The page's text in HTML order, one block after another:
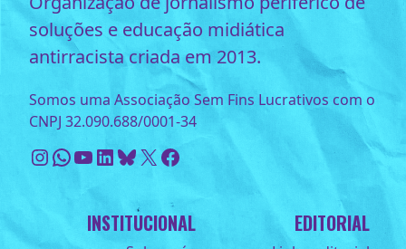
soluções e educação midiática
antirracista criada em 2013.
Somos uma Associação Sem Fins Lucrativos com o
CNPJ 32.090.688/0001-34
Instagram
WhatsApp
Youtube
LinkedIn
Bluesky
X Facebook
INSTITUCIONAL EDITORIAL